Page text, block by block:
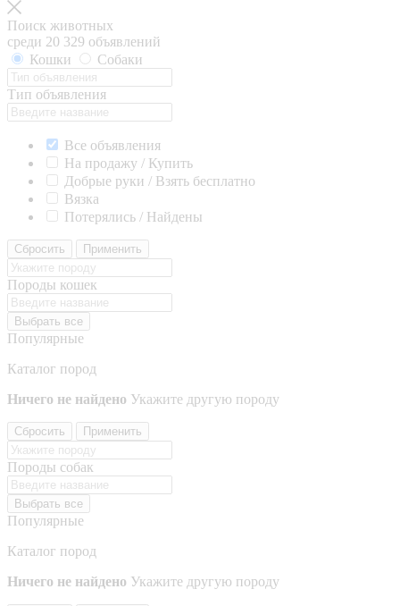
Поиск животных
среди 20 329 объявлений
Кошки
Собаки
Тип объявления
Все объявления
На продажу / Купить
Добрые руки / Взять бесплатно
Вязка
Потерялись / Найдены
Сбросить Применить
Породы кошек
Выбрать все
Популярные
Каталог пород
Ничего не найдено Укажите другую породу
Сбросить Применить
Породы собак
Выбрать все
Популярные
Каталог пород
Ничего не найдено Укажите другую породу